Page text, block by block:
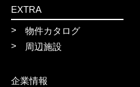
EXTRA
物件カタログ
周辺施設
企業情報